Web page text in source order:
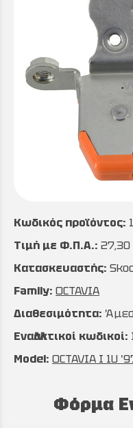
Κωδικός προϊόντος:
Τιμή με Φ.Π.Α.: 27,30
Κατασκευαστής:
Family: OCTAVIA
Διαθεσιμότητα:
Εναλλακτικοί κωδικοί:
Model: OCTAVIA I 1U
Φόρμα